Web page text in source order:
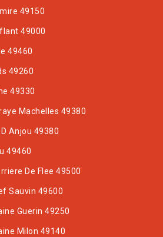
49150
49000
49460
49260
49330
Machelles 49380
Anjou 49380
49460
De Flee 49500
Sauvin 49600
Guerin 49250
Milon 49140